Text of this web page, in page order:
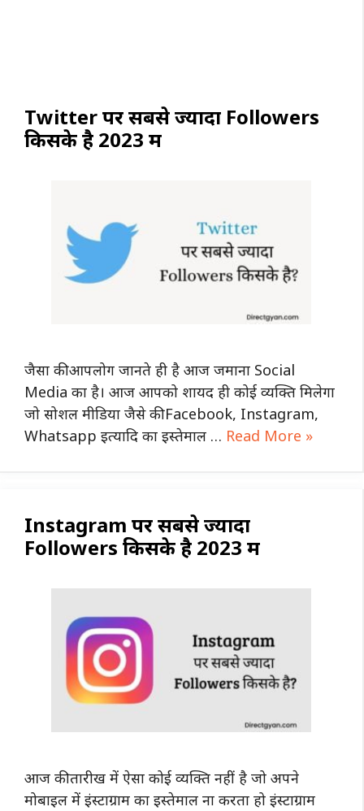
Twitter पर सबसे ज्यादा Followers
किसके है 2023 में
जैसा की आपलोग जानते ही है आज जमाना Social
Media का है। आज आपको शायद ही कोई व्यक्ति मिलेगा
जो सोशल मीडिया जैसे की Facebook, Instagram,
Whatsapp इत्यादि का इस्तेमाल … Read More »
Instagram पर सबसे ज्यादा
Followers किसके है 2023 में
आज की तारीख में ऐसा कोई व्यक्ति नहीं है जो अपने
मोबाइल में इंस्टाग्राम का इस्तेमाल ना करता हो इंस्टाग्राम